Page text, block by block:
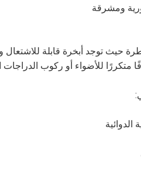
ومشرقة
توجد أبخرة قابلة للاشتعال
متكررًا للأضواء أو ركوب الدراجات
الدوائية